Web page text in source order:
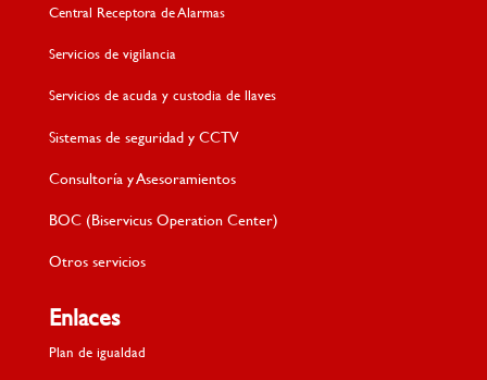
Central Receptora de Alarmas
Servicios de vigilancia
Servicios de acuda y custodia de llaves
Sistemas de seguridad y CCTV
Consultoría y Asesoramientos
BOC (Biservicus Operation Center)
Otros servicios
Enlaces
Plan de igualdad